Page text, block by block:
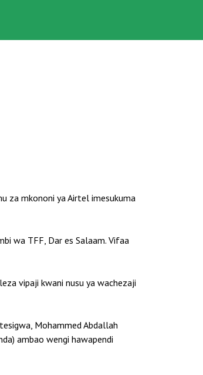
za mkononi ya Airtel imesukuma
wa TFF, Dar es Salaam. Vifaa
vipaji kwani nusu ya wachezaji
Mohammed Abdallah
ambao wengi hawapendi